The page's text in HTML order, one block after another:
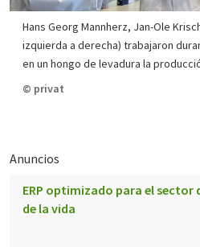
Hans Georg Mannherz, Jan-Ole
izquierda a derecha) trabajaron
en un hongo de levadura la
© privat
Anuncios
ERP optimizado para el sector
de la vida